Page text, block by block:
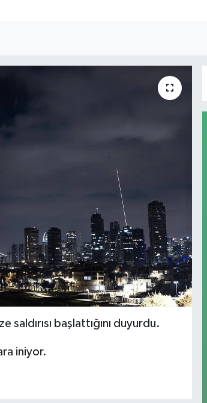
saldırısı başlattığını duyurdu.
iniyor.